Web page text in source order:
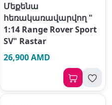
Մեքենա
հեռակառավարվող "
1:14 Range Rover Sport
SV" Rastar
26,900 AMD